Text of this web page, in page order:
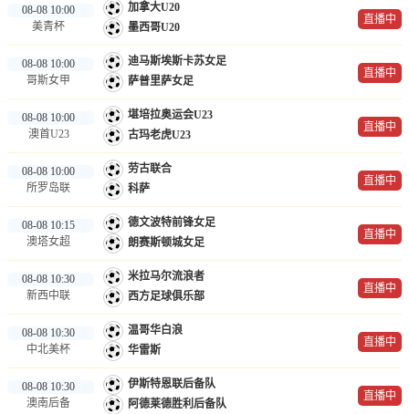
08-08 10:00
美青杯
加拿大U20
墨西哥U20
直播中
08-08 10:00
哥斯女甲
迪马斯埃斯卡苏女足
萨普里萨女足
直播中
08-08 10:00
澳首U23
堪培拉奥运会U23
古玛老虎U23
直播中
08-08 10:00
所罗岛联
劳古联合
科萨
直播中
08-08 10:15
澳塔女超
德文波特前锋女足
朗赛斯顿城女足
直播中
08-08 10:30
新西中联
米拉马尔流浪者
西方足球俱乐部
直播中
08-08 10:30
中北美杯
温哥华白浪
华雷斯
直播中
08-08 10:30
澳南后备
伊斯特恩联后备队
阿德莱德胜利后备队
直播中